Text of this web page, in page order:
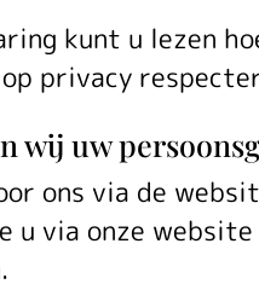
kunt u lezen
privacy
wij uw
ons via de
u via onze